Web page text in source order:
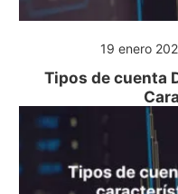
19 enero
Tipos de cuenta